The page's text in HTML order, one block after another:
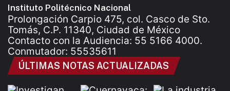
Instituto Politécnico Nacional
Prolongación Carpio 475, col. Casco de Sto.
Tomás, C.P. 11340, Ciudad de México
Contacto con la Audiencia: 55 5166 4000.
Conmutador: 55535611
ÚLTIMAS NOTAS ACTUALIZADAS